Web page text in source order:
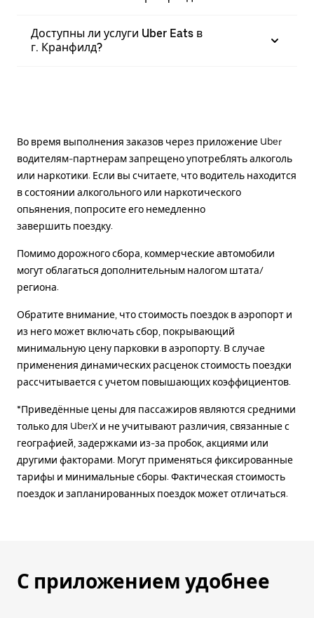
Доступны ли услуги Uber Eats в
г. Кранфилд?
Во время выполнения заказов через приложение Uber
водителям-партнерам запрещено употреблять алкоголь
или наркотики. Если вы считаете, что водитель находится
в состоянии алкогольного или наркотического
опьянения, попросите его немедленно
завершить поездку.
Помимо дорожного сбора, коммерческие автомобили
могут облагаться дополнительным налогом штата/
региона.
Обратите внимание, что стоимость поездок в аэропорт и
из него может включать сбор, покрывающий
минимальную цену парковки в аэропорту. В случае
применения динамических расценок стоимость поездки
рассчитывается с учетом повышающих коэффициентов.
*Приведённые цены для пассажиров являются средними
только для UberX и не учитывают различия, связанные с
географией, задержками из-за пробок, акциями или
другими факторами. Могут применяться фиксированные
тарифы и минимальные сборы. Фактическая стоимость
поездок и запланированных поездок может отличаться.
С приложением удобнее